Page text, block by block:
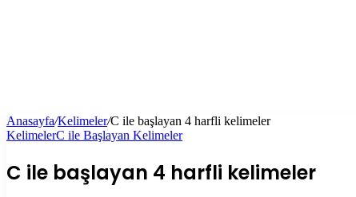
Anasayfa/Kelimeler/C ile başlayan 4 harfli kelimeler
KelimelerC ile Başlayan Kelimeler
C ile başlayan 4 harfli kelimeler